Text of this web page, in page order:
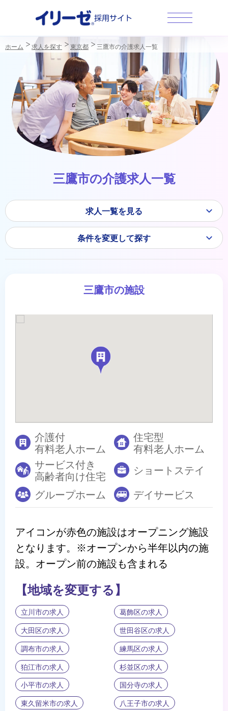
採用サイト
ホーム 求人を探す 東京都 三鷹市の介護求人一覧
三鷹市の介護求人一覧
求人一覧を見る
条件を変更して探す
三鷹市の施設
介護付
有料老人ホーム
住宅型
有料老人ホーム
サービス付き
高齢者向け住宅
ショートステイ
グループホーム デイサービス
アイコンが赤色の施設はオープニング施設
となります。※オープンから半年以内の施
設。オープン前の施設も含まれる
【地域を変更する】
立川市の求人 葛飾区の求人
大田区の求人 世田谷区の求人
調布市の求人 練馬区の求人
狛江市の求人 杉並区の求人
小平市の求人 国分寺の求人
東久留米市の求人 八王子市の求人